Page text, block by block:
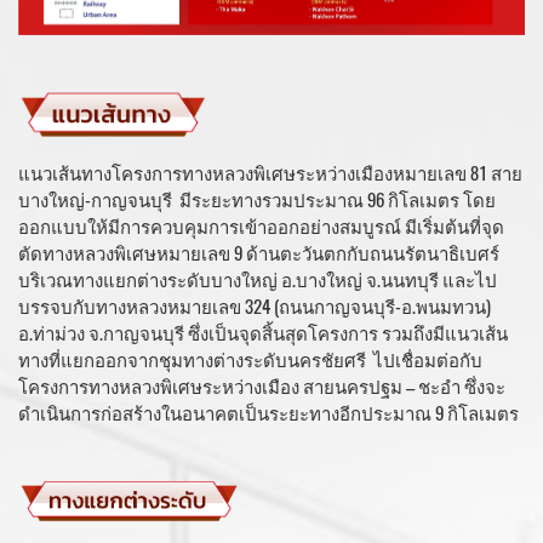
แนวเส้นทางโครงการทางหลวงพิเศษระหว่างเมืองหมายเลข 81 สาย
บางใหญ่-กาญจนบุรี มีระยะทางรวมประมาณ 96 กิโลเมตร โดย
ออกแบบให้มีการควบคุมการเข้าออกอย่างสมบูรณ์ มีเริ่มต้นที่จุด
ตัดทางหลวงพิเศษหมายเลข 9 ด้านตะวันตกกับถนนรัตนาธิเบศร์
บริเวณทางแยกต่างระดับบางใหญ่ อ.บางใหญ่ จ.นนทบุรี และไป
บรรจบกับทางหลวงหมายเลข 324 (ถนนกาญจนบุรี-อ.พนมทวน)
อ.ท่าม่วง จ.กาญจนบุรี ซึ่งเป็นจุดสิ้นสุดโครงการ รวมถึงมีแนวเส้น
ทางที่แยกออกจากชุมทางต่างระดับนครชัยศรี ไปเชื่อมต่อกับ
โครงการทางหลวงพิเศษระหว่างเมือง สายนครปฐม – ชะอำ ซึ่งจะ
ดำเนินการก่อสร้างในอนาคตเป็นระยะทางอีกประมาณ 9 กิโลเมตร